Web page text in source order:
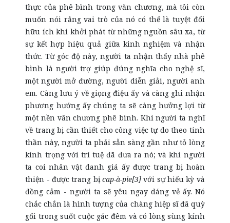
thực của phê bình trong văn chương, mà tôi còn
muốn nói rằng vai trò của nó có thể là tuyệt đối
hữu ích khi khởi phát từ những nguồn sâu xa, từ
sự kết hợp hiệu quả giữa kinh nghiệm và nhận
thức. Từ góc độ này, người ta nhận thấy nhà phê
bình là người trợ giúp đúng nghĩa cho nghệ sĩ,
một người mở đường, người diễn giải, người anh
em. Càng lưu ý về giọng điệu ấy và càng ghi nhận
phương hướng ấy chúng ta sẽ càng hưởng lợi từ
một nền văn chương phê bình. Khi người ta nghĩ
về trang bị cần thiết cho công việc tự do theo tinh
thần này, người ta phải sẵn sàng gần như tỏ lòng
kính trọng với trí tuệ đã đưa ra nó; và khi người
ta coi nhân vật danh giá ấy được trang bị hoàn
thiện - được trang bịcap-à-pie[3] với sự hiếu kỳ và
đồng cảm - người ta sẽ yêu ngay dáng vẻ ấy. Nó
chắc chắn là hình tượng của chàng hiệp sĩ đã quỳ
gối trong suốt cuộc gác đêm và có lòng sùng kính